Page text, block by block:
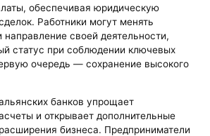
обеспечивая юридическую
Работники могут менять
направление своей деятельности,
статус при соблюдении ключевых
очередь — сохранение высокого
банков упрощает
и открывает дополнительные
бизнеса. Предприниматели